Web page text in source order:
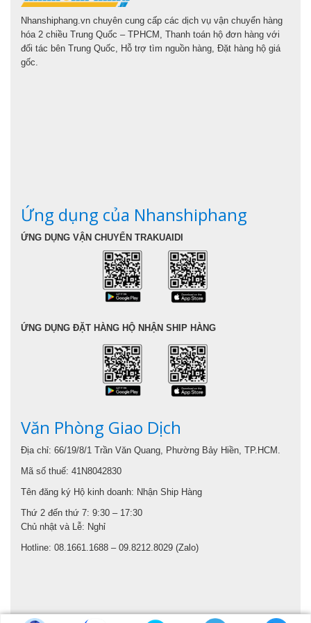
Nhanshiphang.vn chuyên cung cấp các dịch vụ vận chuyển hàng
hóa 2 chiều Trung Quốc – TPHCM, Thanh toán hộ đơn hàng với
đối tác bên Trung Quốc, Hỗ trợ tìm nguồn hàng, Đặt hàng hộ giá
gốc.
Ứng dụng của Nhanshiphang
ỨNG DỤNG VẬN CHUYỂN TRAKUAIDI
ỨNG DỤNG ĐẶT HÀNG HỘ NHẬN SHIP HÀNG
Văn Phòng Giao Dịch
Địa chỉ: 66/19/8/1 Trần Văn Quang, Phường Bảy Hiền, TP.HCM.
Mã số thuế: 41N8042830
Tên đăng ký Hộ kinh doanh: Nhận Ship Hàng
Thứ 2 đến thứ 7: 9:30 – 17:30
Chủ nhật và Lễ: Nghỉ
Hotline: 08.1661.1688 – 09.8212.8029 (Zalo)